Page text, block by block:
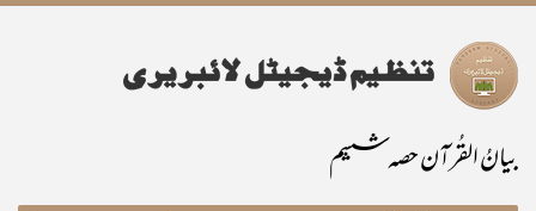
بیانُ القُرآن حصہ ششم